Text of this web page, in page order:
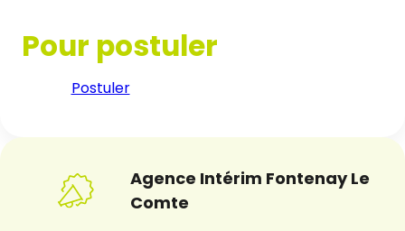
Pour postuler
Postuler
Agence Intérim Fontenay Le
Comte